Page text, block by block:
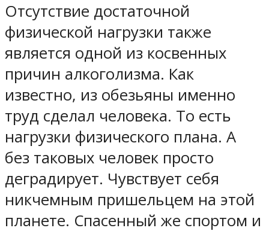
Отсутствие достаточной
физической нагрузки также
является одной из косвенных
причин алкоголизма. Как
известно, из обезьяны именно
труд сделал человека. То есть
нагрузки физического плана. А
без таковых человек просто
деградирует. Чувствует себя
никчемным пришельцем на этой
планете. Спасенный же спортом и